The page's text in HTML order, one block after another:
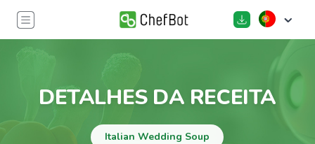
DETALHES DA RECEITA
Italian Wedding Soup